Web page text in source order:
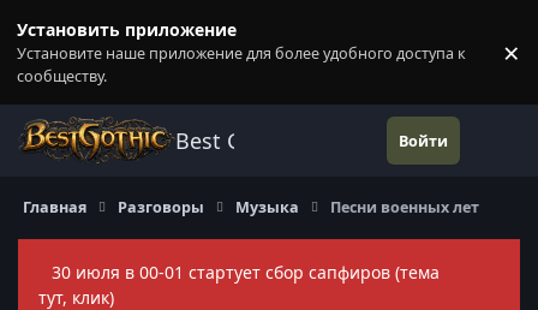
Установить приложение
Установите наше приложение для более удобного доступа к
сообществу.
×
Best Gothic Forums Войти
Главная Разговоры Музыка Песни военных лет
30 июля в 00-01 стартует сбор сапфиров (тема
тут, клик)